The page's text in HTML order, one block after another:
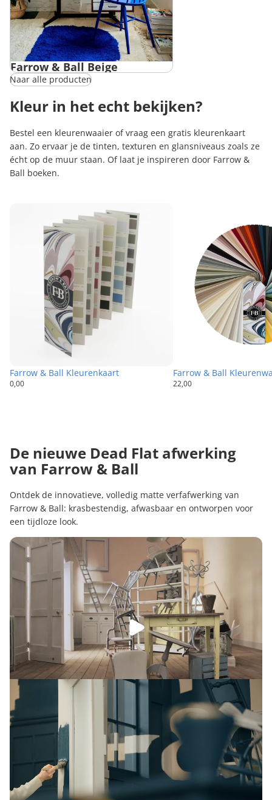
Farrow & Ball Beige
Naar alle producten
Kleur in het echt bekijken?
Bestel een kleurenwaaier of vraag een gratis kleurenkaart
aan. Zo ervaar je de tinten, texturen en glansniveaus zoals ze
écht op de muur staan. Of laat je inspireren door Farrow &
Ball boeken.
Farrow & Ball Kleurenkaart
Farrow & Ball Kleurenkaart
0,00
Farrow & Ball
22,00
De nieuwe Dead Flat afwerking
van Farrow & Ball
Ontdek de innovatieve, volledig matte verfafwerking van
Farrow & Ball: krasbestendig, afwasbaar en ontworpen voor
een tijdloze look.
Video afspelen